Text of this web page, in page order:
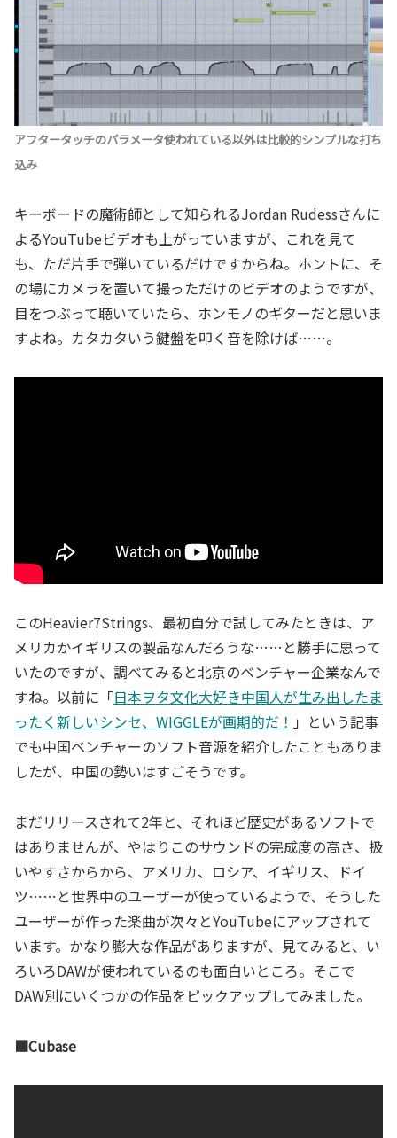
アフタータッチのパラメータ使われている以外は比較的シンプルな打ち
込み
キーボードの魔術師として知られるJordan Rudessさんに
よるYouTubeビデオも上がっていますが、これを見て
も、ただ片手で弾いているだけですからね。ホントに、そ
の場にカメラを置いて撮っただけのビデオのようですが、
目をつぶって聴いていたら、ホンモノのギターだと思いま
すよね。カタカタいう鍵盤を叩く音を除けば……。
このHeavier7Strings、最初自分で試してみたときは、ア
メリカかイギリスの製品なんだろうな……と勝手に思って
いたのですが、調べてみると北京のベンチャー企業なんで
すね。以前に「日本ヲタ文化大好き中国人が生み出したま
ったく新しいシンセ、WIGGLEが画期的だ！ 」という記事
でも中国ベンチャーのソフト音源を紹介したこともありま
したが、中国の勢いはすごそうです。
まだリリースされて2年と、それほど歴史があるソフトで
はありませんが、やはりこのサウンドの完成度の高さ、扱
いやすさからから、アメリカ、ロシア、イギリス、ドイ
ツ……と世界中のユーザーが使っているようで、そうした
ユーザーが作った楽曲が次々とYouTubeにアップされて
います。かなり膨大な作品がありますが、見てみると、い
ろいろDAWが使われているのも面白いところ。そこで
DAW別にいくつかの作品をピックアップしてみました。
■Cubase